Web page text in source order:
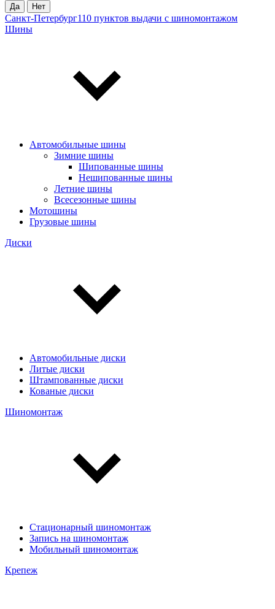
Да Нет
Санкт-Петербург110 пунктов выдачи с шиномонтажом
Шины
Автомобильные шины
Зимние шины
Шипованные шины
Нешипованные шины
Летние шины
Всесезонные шины
Мотошины
Грузовые шины
Диски
Автомобильные диски
Литые диски
Штампованные диски
Кованые диски
Шиномонтаж
Стационарный шиномонтаж
Запись на шиномонтаж
Мобильный шиномонтаж
Крепеж